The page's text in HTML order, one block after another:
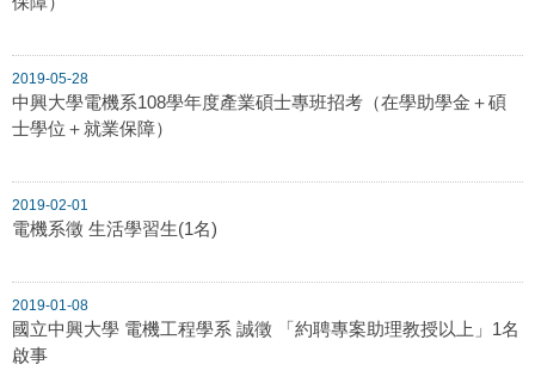
2019-05-28
中興大學電機系108學年度產業碩士專班招考（在學助學金＋碩
士學位＋就業保障）
2019-02-01
電機系徵 生活學習生(1名)
2019-01-08
國立中興大學 電機工程學系 誠徵 「約聘專案助理教授以上」1名
啟事